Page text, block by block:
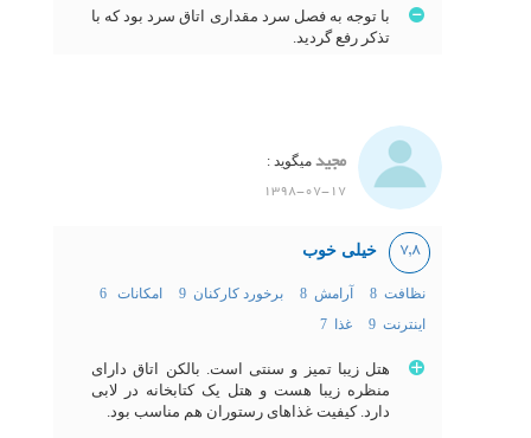
با توجه به فصل سرد مقداری اتاق سرد بود که با
تذکر رفع گردید.
مجید میگوید :
1398-07-17
7,8 خیلی خوب
نظافت 8 آرامش 8 برخورد کارکنان 9
امکانات 6
اینترنت 9
غذا 7
هتل زیبا تمیز و سنتی است. بالکن اتاق دارای
منظره زیبا هست و هتل یک کتابخانه در لابی
دارد. کیفیت غذاهای رستوران هم مناسب بود.